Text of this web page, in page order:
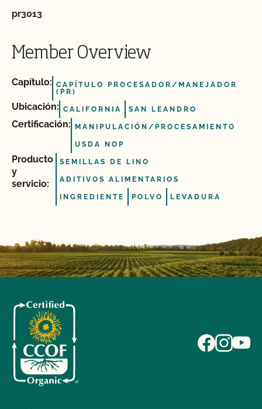
pr3013
Member Overview
Capítulo: CAPÍTULO PROCESADOR/MANEJADOR
(PR)
Ubicación: CALIFORNIA SAN LEANDRO
Certificación: MANIPULACIÓN/PROCESAMIENTO
USDA NOP
Producto
y
servicio:
SEMILLAS DE LINO
ADITIVOS ALIMENTARIOS
INGREDIENTE POLVO LEVADURA